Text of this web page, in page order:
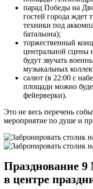
парад Победы на
гостей города ждет
техники под
батальона);
торжественный
центральной сцены
будут звучать
музыкальных
салют (в 22:00 с
площади можно
фейерверки).
Это не весь перечень
мероприятие по душе и
Празднование
в центре